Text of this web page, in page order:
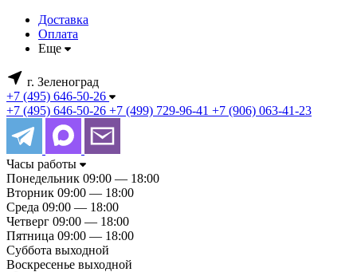
Доставка
Оплата
Еще
г. Зеленоград
+7 (495) 646-50-26
+7 (495) 646-50-26 +7 (499) 729-96-41 +7 (906) 063-41-23
Часы работы
Понедельник 09:00 — 18:00
Вторник 09:00 — 18:00
Среда 09:00 — 18:00
Четверг 09:00 — 18:00
Пятница 09:00 — 18:00
Суббота выходной
Воскресенье выходной